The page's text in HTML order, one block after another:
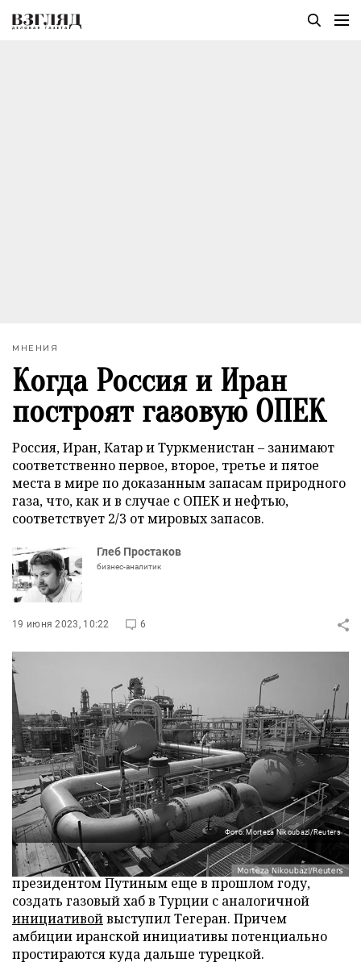
МНЕНИЯ
Когда Россия и Иран
построят газовую ОПЕК
Россия, Иран, Катар и Туркменистан – занимают
соответственно первое, второе, третье и пятое
места в мире по доказанным запасам природного
газа, что, как и в случае с ОПЕК и нефтью,
соответствует 2/3 от мировых запасов.
Глеб Простаков
бизнес-аналитик
19 июня 2023, 10:22 6
Фото: Morteza Nikoubazl/Reuters
Вслед за предложением Москвы,озвученным
президентом Путиным еще в прошлом году,
создать газовый хаб в Турции с аналогичной
инициативойвыступил Тегеран. Причем
амбиции иранской инициативы потенциально
простираются куда дальше турецкой.